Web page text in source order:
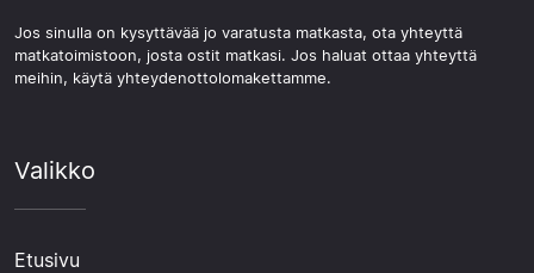
Jos sinulla on kysyttävää jo varatusta matkasta, ota yhteyttä
matkatoimistoon, josta ostit matkasi. Jos haluat ottaa yhteyttä
meihin, käytä yhteydenottolomakettamme.
Valikko
Etusivu